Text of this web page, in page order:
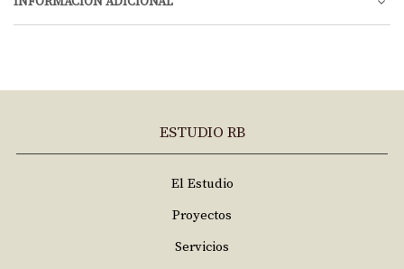
ESTUDIO RB
El Estudio
Proyectos
Servicios